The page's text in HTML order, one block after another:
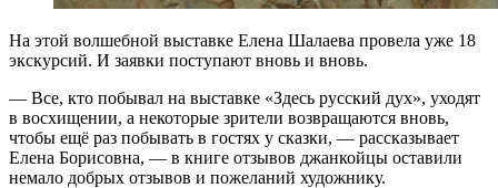
На этой волшебной выставке Елена Шалаева провела уже 18
экскурсий. И заявки поступают вновь и вновь.
— Все, кто побывал на выставке «Здесь русский дух», уходят
в восхищении, а некоторые зрители возвращаются вновь,
чтобы ещё раз побывать в гостях у сказки, — рассказывает
Елена Борисовна, — в книге отзывов джанкойцы оставили
немало добрых отзывов и пожеланий художнику.